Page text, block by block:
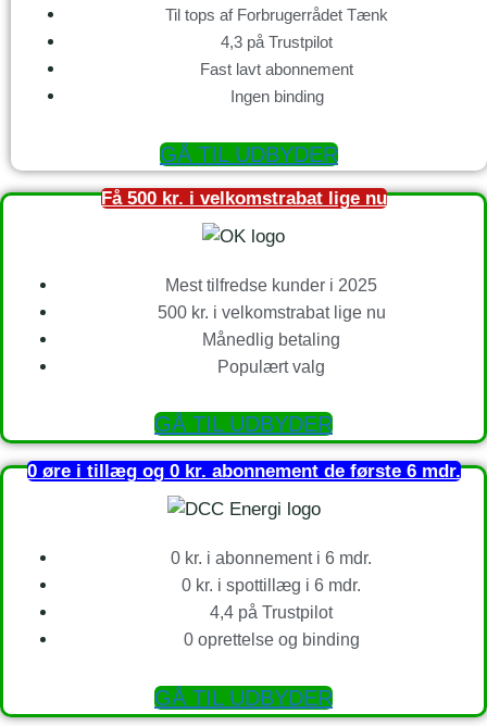
Til tops af Forbrugerrådet Tænk
4,3 på Trustpilot
Fast lavt abonnement
Ingen binding
GÅ TIL UDBYDER
Få 500 kr. i velkomstrabat lige nu
Mest tilfredse kunder i 2025
500 kr. i velkomstrabat lige nu
Månedlig betaling
Populært valg
GÅ TIL UDBYDER
0 øre i tillæg og 0 kr. abonnement de første 6 mdr.
0 kr. i abonnement i 6 mdr.
0 kr. i spottillæg i 6 mdr.
4,4 på Trustpilot
0 oprettelse og binding
GÅ TIL UDBYDER